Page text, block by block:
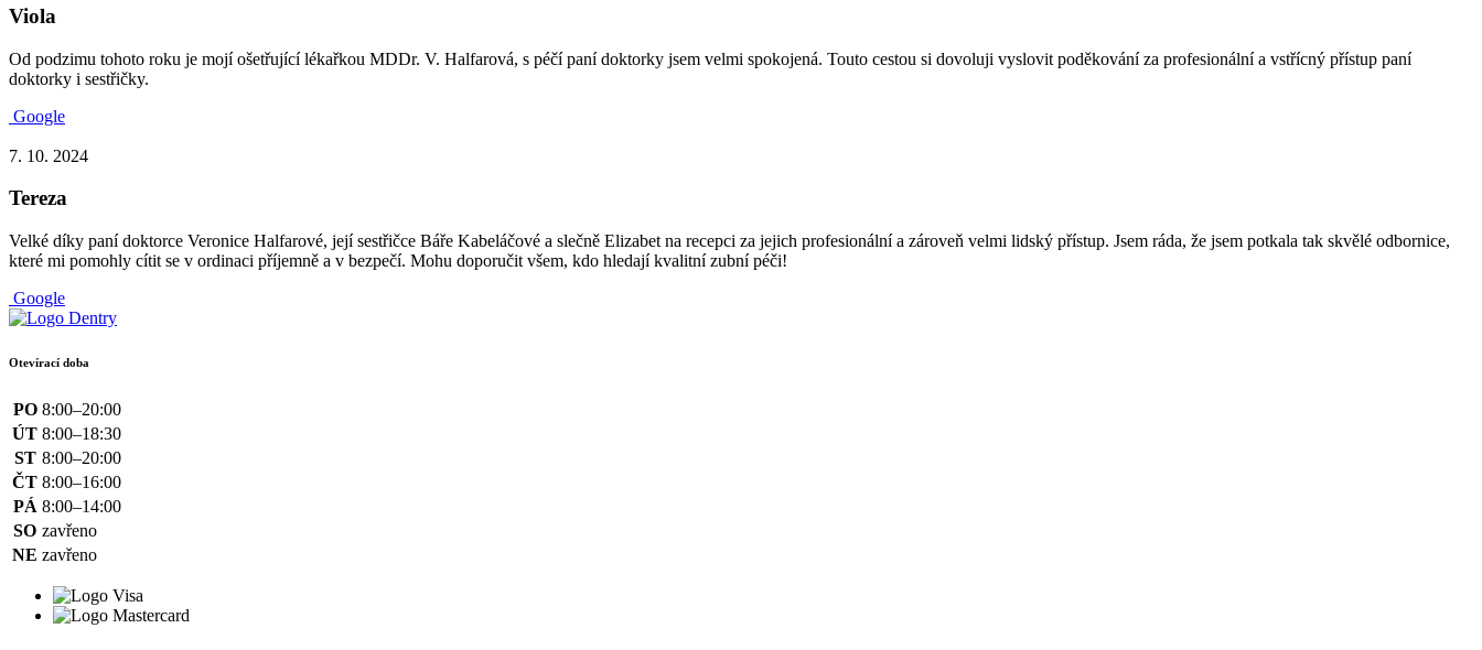
Viola
Od podzimu tohoto roku je mojí ošetřující lékařkou MDDr. V. Halfarová, s péčí paní doktorky jsem velmi spokojená. Touto cestou si dovoluji vyslovit poděkování za profesionální a vstřícný přístup paní
doktorky i sestřičky.
Google
7. 10. 2024
Tereza
Velké díky paní doktorce Veronice Halfarové, její sestřičce Báře Kabeláčové a slečně Elizabet na recepci za jejich profesionální a zároveň velmi lidský přístup. Jsem ráda, že jsem potkala tak skvělé odbornice,
které mi pomohly cítit se v ordinaci příjemně a v bezpečí. Mohu doporučit všem, kdo hledají kvalitní zubní péči!
Google
Otevírací doba
PO 8:00–20:00
ÚT 8:00–18:30
ST 8:00–20:00
ČT 8:00–16:00
PÁ 8:00–14:00
SO zavřeno
NE zavřeno